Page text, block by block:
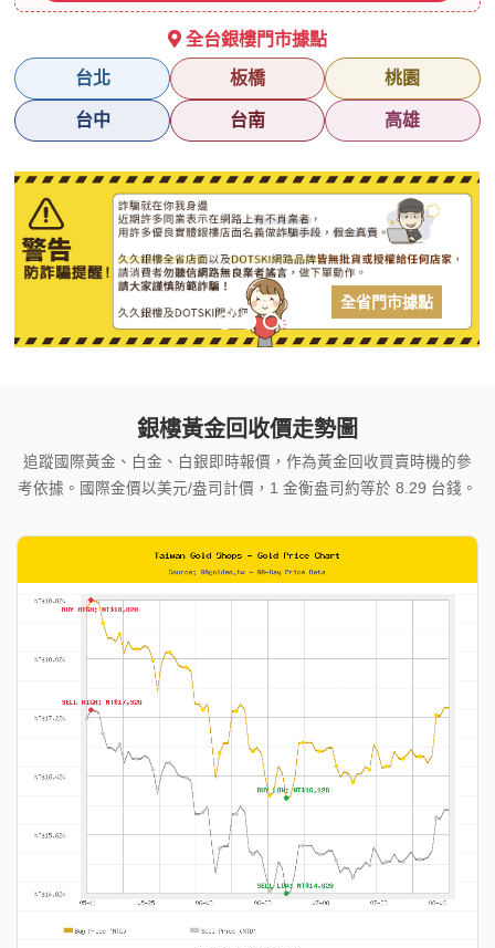
全台銀樓門市據點
台北 板橋 桃園
台中 台南 高雄
全省門市據點
全省門市據點
立刻來電
銀樓黃金回收價走勢圖
追蹤國際黃金、白金、白銀即時報價，作為黃金回收買賣時機的參
考依據。國際金價以美元/盎司計價，1 金衡盎司約等於 8.29 台錢。